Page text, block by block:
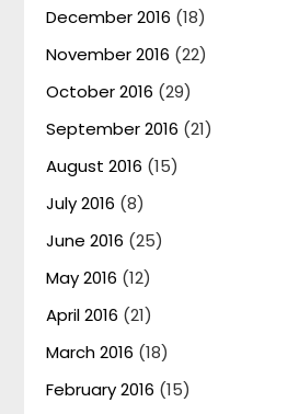
December 2016 (18)
November 2016 (22)
October 2016 (29)
September 2016 (21)
August 2016 (15)
July 2016 (8)
June 2016 (25)
May 2016 (12)
April 2016 (21)
March 2016 (18)
February 2016 (15)